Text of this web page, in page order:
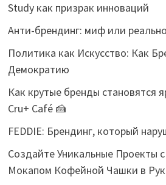
Study как призрак инноваций
Анти-брендинг: миф или
Политика как Искусство: Как
Демократию
Как крутые бренды становятся
Cru+ Café 🍰
FEDDIE: Брендинг, который
Создайте Уникальные Проекты
Мокапом Кофейной Чашки в